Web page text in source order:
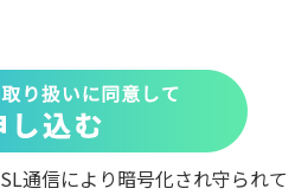
通信により暗号化され守られて